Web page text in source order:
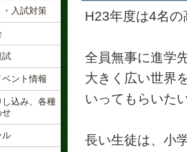
H23年度は4名
全員無事に進学
大きく広い世界
いってもらいた
長い生徒は、小
入試対策
試
ント情報
込み、各種
せ
ル